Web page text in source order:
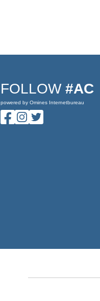
FOLLOW #AC
powered by Omines Internetbureau